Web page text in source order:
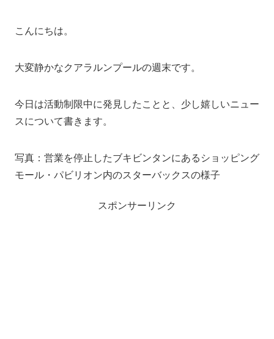
こんにちは。
大変静かなクアラルンプールの週末です。
今日は活動制限中に発見したことと、少し嬉しいニュー
スについて書きます。
写真：営業を停止したブキビンタンにあるショッピング
モール・パビリオン内のスターバックスの様子
スポンサーリンク